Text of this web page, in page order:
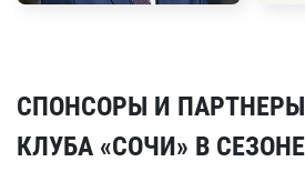
СПОНСОРЫ И
КЛУБА «СОЧИ» В